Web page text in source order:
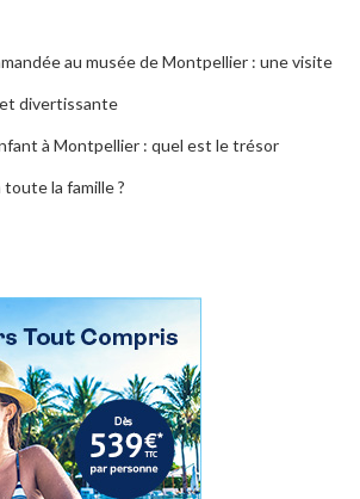
au musée de Montpellier : une visite
divertissante
à Montpellier : quel est le trésor
la famille ?